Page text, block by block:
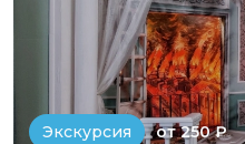
Экскурсия от 250 ₽